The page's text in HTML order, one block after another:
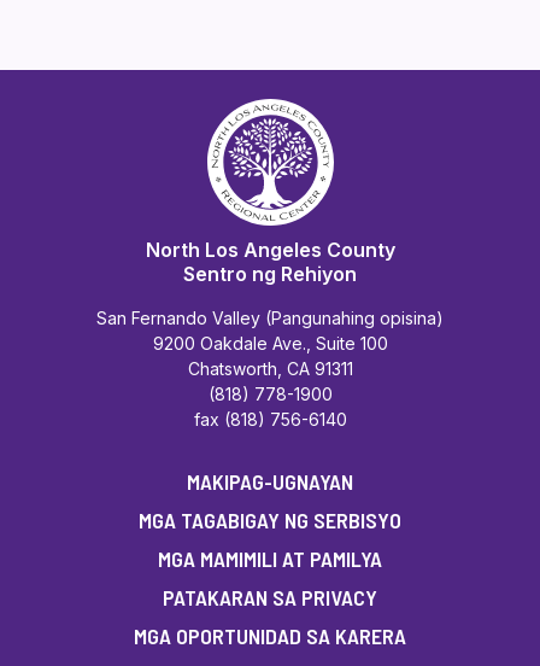
North Los Angeles County
Sentro ng Rehiyon
San Fernando Valley (Pangunahing opisina)
9200 Oakdale Ave., Suite 100
Chatsworth, CA 91311
(818) 778-1900
fax (818) 756-6140
MAKIPAG-UGNAYAN
MGA TAGABIGAY NG SERBISYO
MGA MAMIMILI AT PAMILYA
PATAKARAN SA PRIVACY
MGA OPORTUNIDAD SA KARERA